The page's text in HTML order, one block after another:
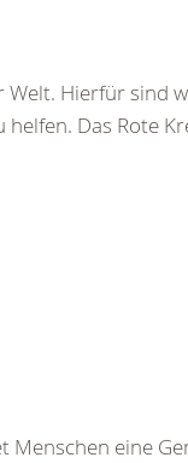
Welt. Hierfür sind
Das Rote
eine